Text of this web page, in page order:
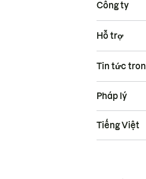
Công ty
Hỗ trợ
Tin tức
Pháp lý
Tiếng Việt